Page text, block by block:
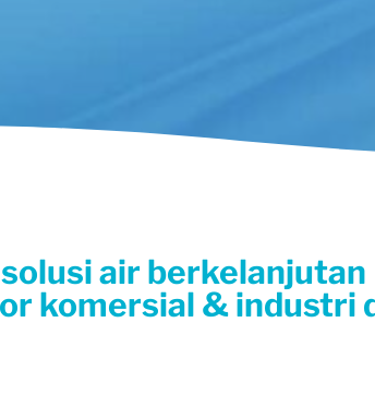
air berkelanjutan
komersial & industri